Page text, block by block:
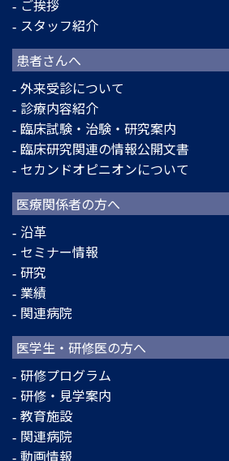
ご挨拶
スタッフ紹介
患者さんへ
外来受診について
診療内容紹介
臨床試験・治験・研究案内
臨床研究関連の情報公開文書
セカンドオピニオンについて
医療関係者の方へ
沿革
セミナー情報
研究
業績
関連病院
医学生・研修医の方へ
研修プログラム
研修・見学案内
教育施設
関連病院
動画情報